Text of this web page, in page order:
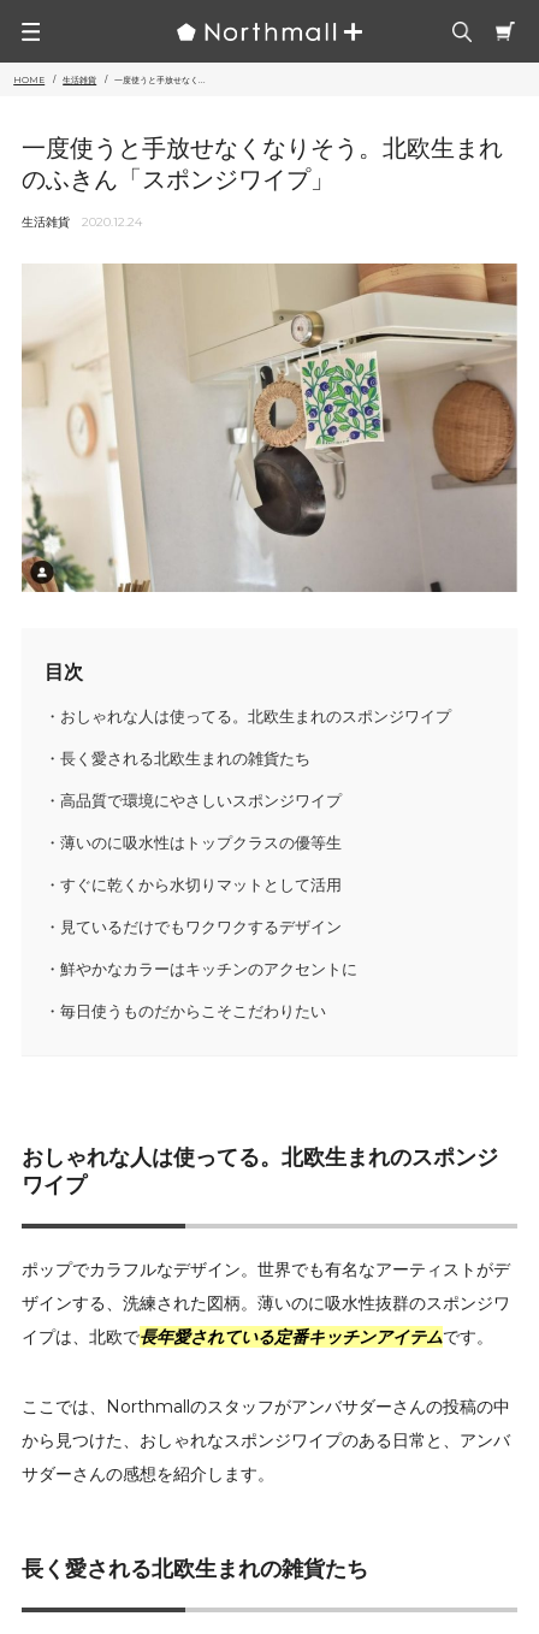
HOME 生活雑貨 一度使うと手放せなく...
一度使うと手放せなくなりそう。北欧生まれ
のふきん「スポンジワイプ」
生活雑貨 2020.12.24
目次
おしゃれな人は使ってる。北欧生まれのスポンジワイプ
長く愛される北欧生まれの雑貨たち
高品質で環境にやさしいスポンジワイプ
薄いのに吸水性はトップクラスの優等生
すぐに乾くから水切りマットとして活用
見ているだけでもワクワクするデザイン
鮮やかなカラーはキッチンのアクセントに
毎日使うものだからこそこだわりたい
おしゃれな人は使ってる。北欧生まれのスポンジ
ワイプ
ポップでカラフルなデザイン。世界でも有名なアーティストがデ
ザインする、洗練された図柄。薄いのに吸水性抜群のスポンジワ
イプは、北欧で長年愛されている定番キッチンアイテムです。
ここでは、Northmallのスタッフがアンバサダーさんの投稿の中
から見つけた、おしゃれなスポンジワイプのある日常と、アンバ
サダーさんの感想を紹介します。
長く愛される北欧生まれの雑貨たち